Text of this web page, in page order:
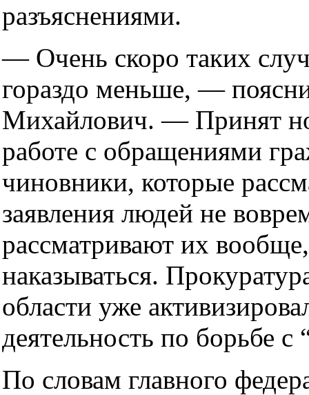
разъяснениями.
— Очень скоро таких
гораздо меньше, —
Михайлович. — Принят
работе с обращениями
чиновники, которые
заявления людей не
рассматривают их
наказываться.
области уже
деятельность по борьбе с
По словам главного